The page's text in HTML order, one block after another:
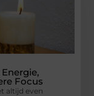
Focus
altijd even